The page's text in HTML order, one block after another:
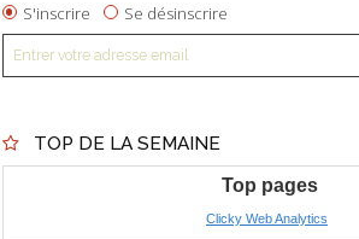
S'inscrire Se désinscrire
TOP DE LA SEMAINE